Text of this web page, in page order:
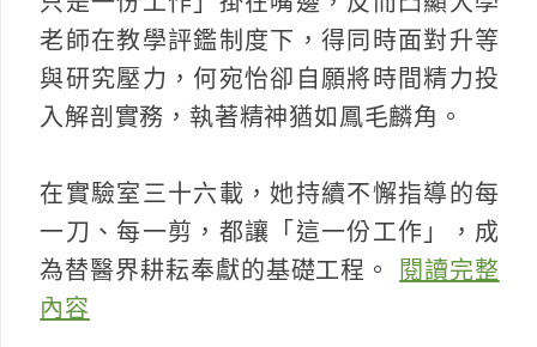
老師在教學評鑑制度下，得同時面對升等
與研究壓力，何宛怡卻自願將時間精力投
入解剖實務，執著精神猶如鳳毛麟角。
在實驗室三十六載，她持續不懈指導的每
一刀、每一剪，都讓「這一份工作」，成
為替醫界耕耘奉獻的基礎工程。
閱讀完整
內容